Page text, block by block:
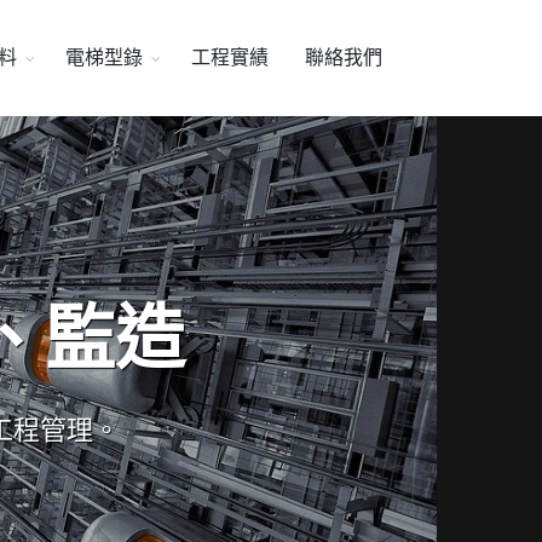
電梯型錄 工程實績 聯絡我們
監造
程管理。